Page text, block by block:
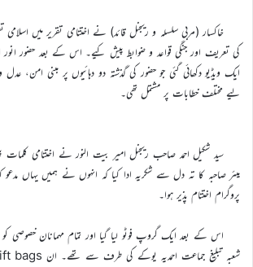
خاکسار (مربی سلسلہ و ریجنل قائد) نے اختتامی تقریر میں
کی تعریف اور جنگی قواعد و ضوابط پیش کیے۔ اس کے بعد حضور انور
ایک ویڈیو دکھائی گئی جو حضور کی گذشتہ دو دہائیوں پر مبنی امن،
لیے مختلف خطابات پر مشتمل تھی۔
سید شکیل احمد صاحب ریجنل امیر بیت النور نے اختتامی
میئر صاحبہ کا تہ دل سے شکریہ ادا کیا کہ انہوں نے ہمیں یہاں مدعو
پروگرام اختتام پذیر ہوا۔